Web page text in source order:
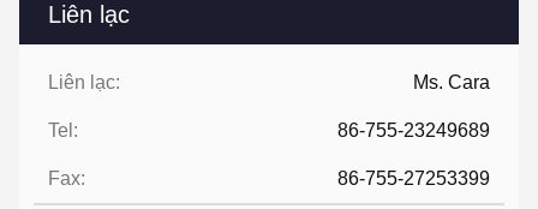
Liên lạc
Liên lạc: Ms. Cara
Tel: 86-755-23249689
Fax: 86-755-27253399